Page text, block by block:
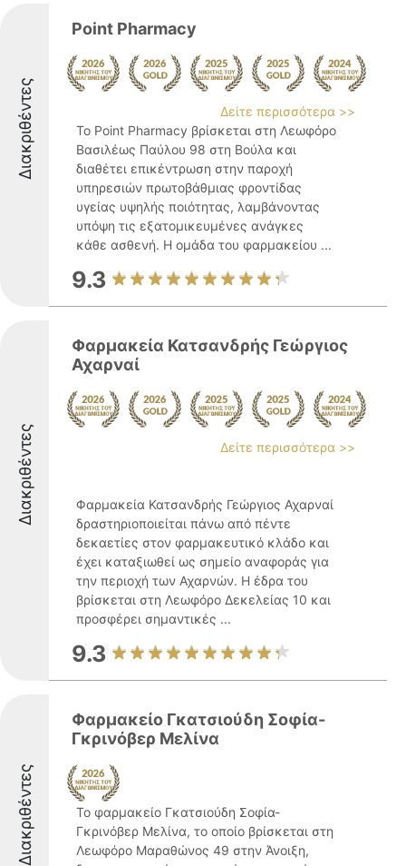
Διακριθέντες
Point Pharmacy
Δείτε περισσότερα >>
Το Point Pharmacy βρίσκεται στη Λεωφόρο
Βασιλέως Παύλου 98 στη Βούλα και
διαθέτει επικέντρωση στην παροχή
υπηρεσιών πρωτοβάθμιας φροντίδας
υγείας υψηλής ποιότητας, λαμβάνοντας
υπόψη τις εξατομικευμένες ανάγκες
κάθε ασθενή. Η ομάδα του φαρμακείου ...
9.3
Διακριθέντες
Φαρμακεία Κατσανδρής Γεώργιος
Αχαρναί
Δείτε περισσότερα >>
Φαρμακεία Κατσανδρής Γεώργιος Αχαρναί
δραστηριοποιείται πάνω από πέντε
δεκαετίες στον φαρμακευτικό κλάδο και
έχει καταξιωθεί ως σημείο αναφοράς για
την περιοχή των Αχαρνών. Η έδρα του
βρίσκεται στη Λεωφόρο Δεκελείας 10 και
προσφέρει σημαντικές ...
9.3
Διακριθέντες
Φαρμακείο Γκατσιούδη Σοφία-
Γκρινόβερ Μελίνα
Το φαρμακείο Γκατσιούδη Σοφία-
Γκρινόβερ Μελίνα, το οποίο βρίσκεται στη
Λεωφόρο Μαραθώνος 49 στην Άνοιξη,